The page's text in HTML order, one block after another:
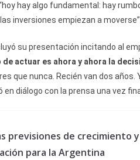
hay algo fundamental: hay
inversiones empiezan a
su presentación incitando al
de actuar es ahora y ahora la
que nunca. Recién van dos años.
en diálogo con la prensa una vez
previsiones de crecimiento y
para la Argentina